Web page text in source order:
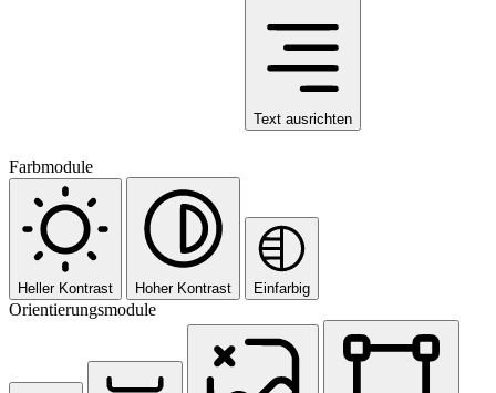
Text ausrichten
Farbmodule
Heller Kontrast Hoher Kontrast Einfarbig
Orientierungsmodule